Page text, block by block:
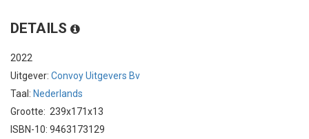
DETAILS
2022
Uitgever: Convoy Uitgevers Bv
Taal: Nederlands
Grootte: 239x171x13
ISBN-10: 9463173129